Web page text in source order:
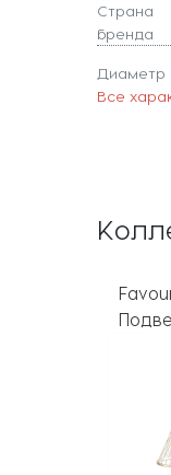
Страна
бренда
Диаметр
Все